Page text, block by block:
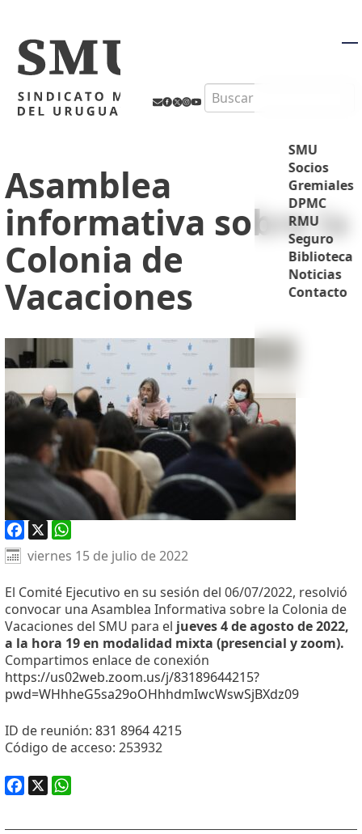
Search
SMU
Socios
Gremiales
DPMC
RMU
Seguro
Biblioteca
Noticias
Contacto
Asamblea
informativa sobre la
Colonia de
Vacaciones
Facebook
X WhatsApp
viernes 15 de julio de 2022
El Comité Ejecutivo en su sesión del 06/07/2022, resolvió
convocar una Asamblea Informativa sobre la Colonia de
Vacaciones del SMU para el jueves4 de agostode 2022,
a la hora 19 en modalidad mixta (presencial y zoom).
Compartimos enlace de conexión
https://us02web.zoom.us/j/83189644215?
pwd=WHhheG5sa29oOHhhdmIwcWswSjBXdz09
ID de reunión: 831 8964 4215
Código de acceso: 253932